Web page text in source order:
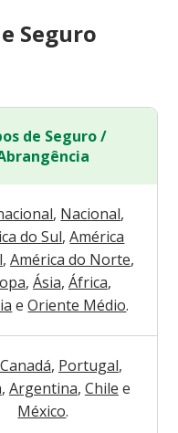
Seguro
de Seguro /
, Nacional,
do Sul, América
, América do Norte,
, Ásia, África,
e Oriente Médio.
Canadá, Portugal,
, Argentina, Chile e
México.